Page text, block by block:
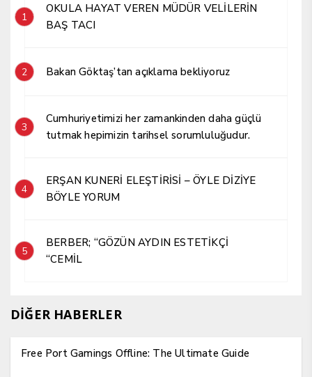
1
OKULA HAYAT VEREN MÜDÜR VELİLERİN
BAŞ TACI
2 Bakan Göktaş’tan açıklama bekliyoruz
3
Cumhuriyetimizi her zamankinden daha güçlü
tutmak hepimizin tarihsel sorumluluğudur.
4
ERŞAN KUNERİ ELEŞTİRİSİ – ÖYLE DİZİYE
BÖYLE YORUM
5
BERBER; “GÖZÜN AYDIN ESTETİKÇİ
“CEMİL
DİĞER HABERLER
Free Port Gamings Offline: The Ultimate Guide